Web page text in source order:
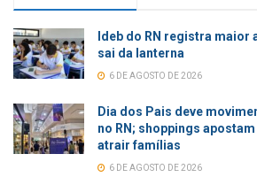
Ideb do RN registra maior
sai da lanterna
6 DE AGOSTO DE 2026
Dia dos Pais deve
no RN; shoppings
atrair famílias
6 DE AGOSTO DE 2026